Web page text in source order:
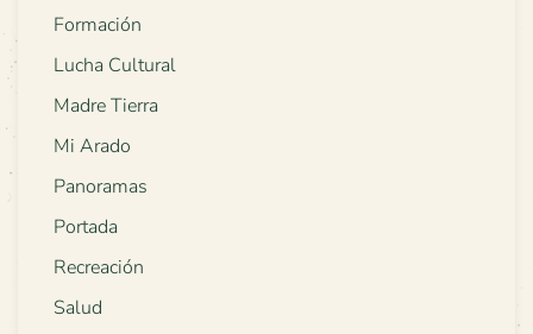
Formación
Lucha Cultural
Madre Tierra
Mi Arado
Panoramas
Portada
Recreación
Salud